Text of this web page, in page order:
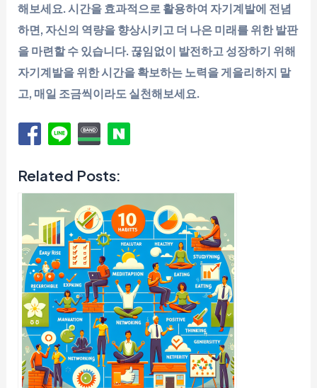
해보세요. 시간을 효과적으로 활용하여 자기계발에 전념
하면, 자신의 역량을 향상시키고 더 나은 미래를 위한 발판
을 마련할 수 있습니다. 끊임없이 발전하고 성장하기 위해
자기계발을 위한 시간을 확보하는 노력을 게을리하지 말
고, 매일 조금씩이라도 실천해보세요.
Related Posts: